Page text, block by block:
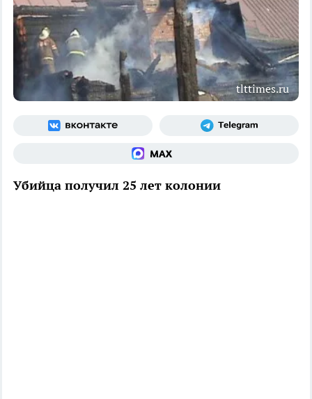
tlttimes.ru
Убийца получил 25 лет колонии